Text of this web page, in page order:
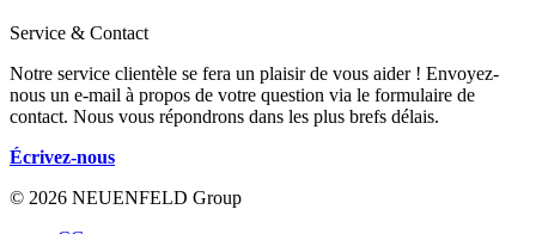
Service & Contact
Notre service clientèle se fera un plaisir de vous aider ! Envoyez-
nous un e-mail à propos de votre question via le formulaire de
contact. Nous vous répondrons dans les plus brefs délais.
Écrivez-nous
© 2026 NEUENFELD Group